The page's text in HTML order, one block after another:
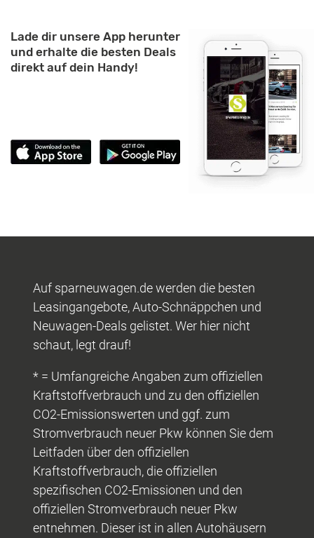
Lade dir unsere App herunter
und erhalte die besten Deals
direkt auf dein Handy!
Auf sparneuwagen.de werden die besten
Leasingangebote, Auto-Schnäppchen und
Neuwagen-Deals gelistet. Wer hier nicht
schaut, legt drauf!
* = Umfangreiche Angaben zum offiziellen
Kraftstoffverbrauch und zu den offiziellen
CO2-Emissionswerten und ggf. zum
Stromverbrauch neuer Pkw können Sie dem
Leitfaden über den offiziellen
Kraftstoffverbrauch, die offiziellen
spezifischen CO2-Emissionen und den
offiziellen Stromverbrauch neuer Pkw
entnehmen. Dieser ist in allen Autohäusern